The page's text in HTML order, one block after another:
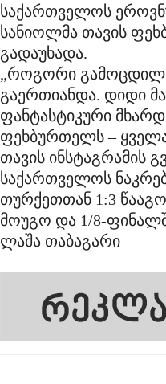
საქართველოს
სანიოლმა თავის
გადაუხადა.
„როგორი
გაერთიანდა. დიდი
ფანტასტიკური
ფეხბურთელს –
თავის ინსტაგრამის
საქართველოს
თურქეთთან 1:3
მოუგო და 1/8-
ლაშა თაბაგარი